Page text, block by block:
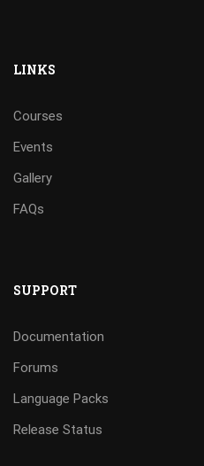
LINKS
Courses
Events
Gallery
FAQs
SUPPORT
Documentation
Forums
Language Packs
Release Status